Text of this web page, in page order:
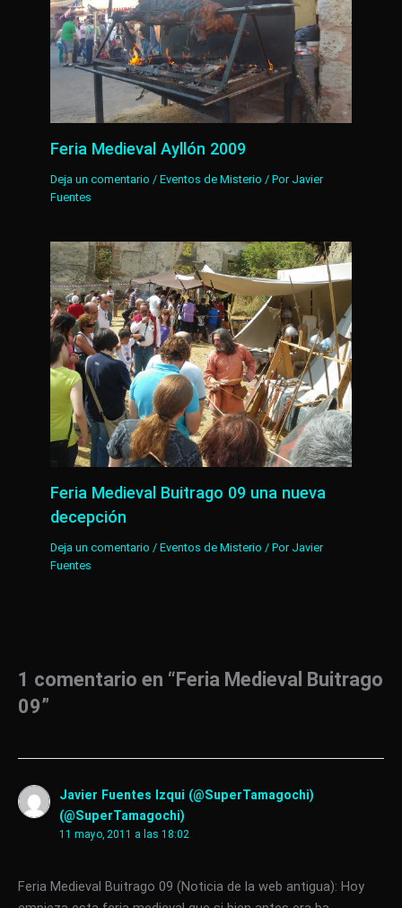
Feria Medieval Ayllón 2009
Deja un comentario /Eventos de Misterio / Por Javier
Fuentes
Feria Medieval Buitrago 09 una nueva
decepción
Deja un comentario /Eventos de Misterio / Por Javier
Fuentes
1 comentario en “Feria Medieval Buitrago
09”
Javier Fuentes Izqui (@SuperTamagochi)
(@SuperTamagochi)
11 mayo, 2011 a las 18:02
Feria Medieval Buitrago 09 (Noticia de la web antigua): Hoy